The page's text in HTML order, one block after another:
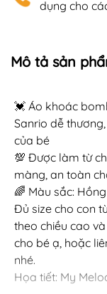
dụng cho
Mô tả sản
💓 Áo khoác
Sanrio dễ
của bé
💯 Được làm từ
màng, an toàn
🌈 Màu sắc:
Đủ size cho con
theo chiều cao
cho bé ạ, hoặc
nhé.
Họa tiết: My